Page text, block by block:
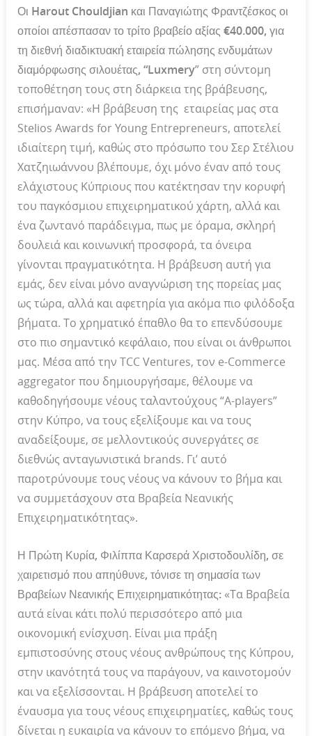
Οι Harout Chouldjian και Παναγιώτης Φραντζέσκος οι
οποίοι απέσπασαν το τρίτο βραβείο αξίας €40.000, για
τη διεθνή διαδικτυακή εταιρεία πώλησης ενδυμάτων
διαμόρφωσης σιλουέτας, “Luxmery” στη σύντομη
τοποθέτηση τους στη διάρκεια της βράβευσης,
επισήμαναν: «Η βράβευση της εταιρείας μας στα
Stelios Awards for Young Entrepreneurs, αποτελεί
ιδιαίτερη τιμή, καθώς στο πρόσωπο του Σερ Στέλιου
Χατζηιωάννου βλέπουμε, όχι μόνο έναν από τους
ελάχιστους Κύπριους που κατέκτησαν την κορυφή
του παγκόσμιου επιχειρηματικού χάρτη, αλλά και
ένα ζωντανό παράδειγμα, πως με όραμα, σκληρή
δουλειά και κοινωνική προσφορά, τα όνειρα
γίνονται πραγματικότητα. Η βράβευση αυτή για
εμάς, δεν είναι μόνο αναγνώριση της πορείας μας
ως τώρα, αλλά και αφετηρία για ακόμα πιο φιλόδοξα
βήματα. Το χρηματικό έπαθλο θα το επενδύσουμε
στο πιο σημαντικό κεφάλαιο, που είναι οι άνθρωποι
μας. Μέσα από την TCC Ventures, τον e-Commerce
aggregator που δημιουργήσαμε, θέλουμε να
καθοδηγήσουμε νέους ταλαντούχους “A-players”
στην Κύπρο, να τους εξελίξουμε και να τους
αναδείξουμε, σε μελλοντικούς συνεργάτες σε
διεθνώς ανταγωνιστικά brands. Γι’ αυτό
παροτρύνουμε τους νέους να κάνουν το βήμα και
να συμμετάσχουν στα Βραβεία Νεανικής
Επιχειρηματικότητας».
Η Πρώτη Κυρία, Φιλίππα Καρσερά Χριστοδουλίδη, σε
χαιρετισμό που απηύθυνε, τόνισε τη σημασία των
Βραβείων Νεανικής Επιχειρηματικότητας:«Τα Βραβεία
αυτά είναι κάτι πολύ περισσότερο από μια
οικονομική ενίσχυση. Είναι μια πράξη
εμπιστοσύνης στους νέους ανθρώπους της Κύπρου,
στην ικανότητά τους να παράγουν, να καινοτομούν
και να εξελίσσονται. Η βράβευση αποτελεί το
έναυσμα για τους νέους επιχειρηματίες, καθώς τους
δίνεται η ευκαιρία να κάνουν το επόμενο βήμα, να